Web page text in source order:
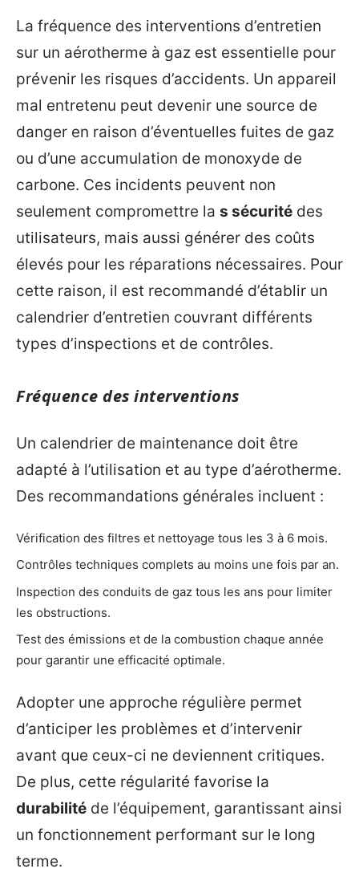
La fréquence des interventions d’entretien
sur un aérotherme à gaz est essentielle pour
prévenir les risques d’accidents. Un appareil
mal entretenu peut devenir une source de
danger en raison d’éventuelles fuites de gaz
ou d’une accumulation de monoxyde de
carbone. Ces incidents peuvent non
seulement compromettre la s sécurité des
utilisateurs, mais aussi générer des coûts
élevés pour les réparations nécessaires. Pour
cette raison, il est recommandé d’établir un
calendrier d’entretien couvrant différents
types d’inspections et de contrôles.
Fréquence des interventions
Un calendrier de maintenance doit être
adapté à l’utilisation et au type d’aérotherme.
Des recommandations générales incluent :
Vérification des filtres et nettoyage tous les 3 à 6 mois.
Contrôles techniques complets au moins une fois par an.
Inspection des conduits de gaz tous les ans pour limiter
les obstructions.
Test des émissions et de la combustion chaque année
pour garantir une efficacité optimale.
Adopter une approche régulière permet
d’anticiper les problèmes et d’intervenir
avant que ceux-ci ne deviennent critiques.
De plus, cette régularité favorise la
durabilité de l’équipement, garantissant ainsi
un fonctionnement performant sur le long
terme.